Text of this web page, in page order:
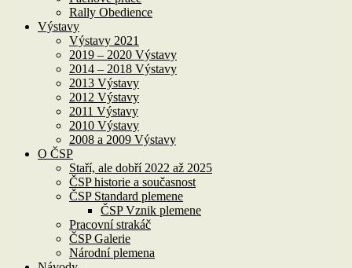
Rally Obedience
Výstavy
Výstavy 2021
2019 – 2020 Výstavy
2014 – 2018 Výstavy
2013 Výstavy
2012 Výstavy
2011 Výstavy
2010 Výstavy
2008 a 2009 Výstavy
O ČSP
Staří, ale dobří 2022 až 2025
ČSP historie a současnost
ČSP Standard plemene
ČSP Vznik plemene
Pracovní strakáč
ČSP Galerie
Národní plemena